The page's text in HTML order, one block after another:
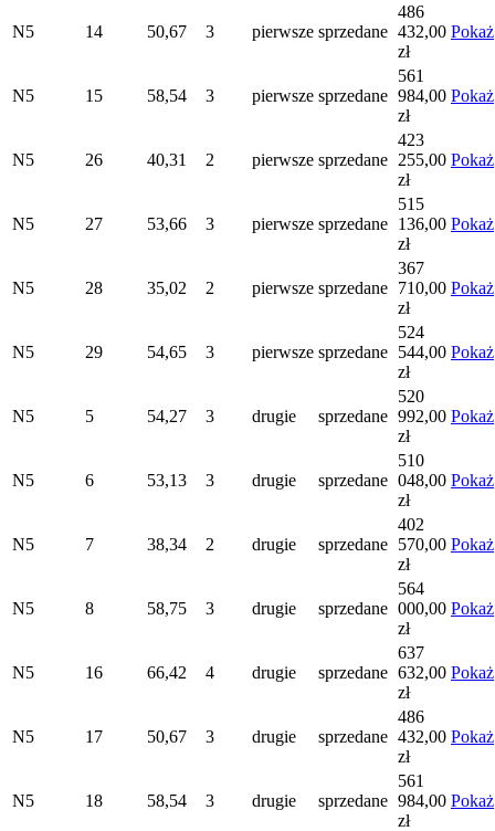
N5 14 50,67 3 pierwsze sprzedane
486
432,00
zł
Pokaż
N5 15 58,54 3 pierwsze sprzedane
561
984,00
zł
Pokaż
N5 26 40,31 2 pierwsze sprzedane
423
255,00
zł
Pokaż
N5 27 53,66 3 pierwsze sprzedane
515
136,00
zł
Pokaż
N5 28 35,02 2 pierwsze sprzedane
367
710,00
zł
Pokaż
N5 29 54,65 3 pierwsze sprzedane
524
544,00
zł
Pokaż
N5 5 54,27 3 drugie sprzedane
520
992,00
zł
Pokaż
N5 6 53,13 3 drugie sprzedane
510
048,00
zł
Pokaż
N5 7 38,34 2 drugie sprzedane
402
570,00
zł
Pokaż
N5 8 58,75 3 drugie sprzedane
564
000,00
zł
Pokaż
N5 16 66,42 4 drugie sprzedane
637
632,00
zł
Pokaż
N5 17 50,67 3 drugie sprzedane
486
432,00
zł
Pokaż
N5 18 58,54 3 drugie sprzedane
561
984,00
zł
Pokaż